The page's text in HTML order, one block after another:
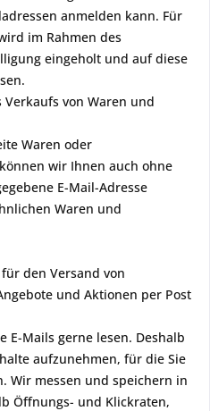
anmelden kann. Für
im Rahmen des
eingeholt und auf diese
von Waren und
Waren oder
wir Ihnen auch ohne
E-Mail-Adresse
Waren und
den Versand von
und Aktionen per Post
E-Mails gerne lesen. Deshalb
aufzunehmen, für die Sie
Wir messen und speichern in
Öffnungs- und Klickraten,